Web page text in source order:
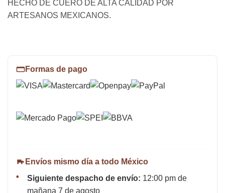
HECHO DE CUERO DE ALTA CALIDAD POR
ARTESANOS MEXICANOS.
Formas de pago
Envíos mismo día a todo México
Siguiente despacho de envío: 12:00 pm de
mañana 7 de agosto